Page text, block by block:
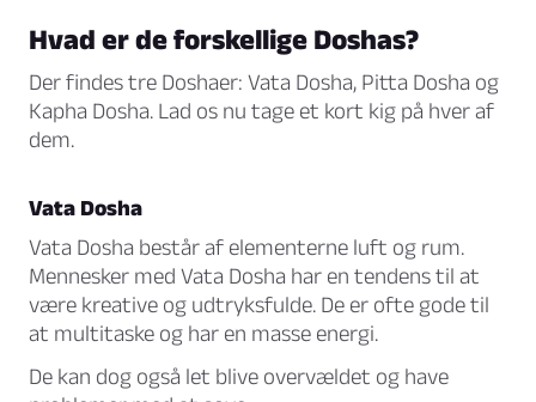
Hvad er de forskellige Doshas?
Der findes tre Doshaer: Vata Dosha, Pitta Dosha og
Kapha Dosha. Lad os nu tage et kort kig på hver af
dem.
Vata Dosha
Vata Dosha består af elementerne luft og rum.
Mennesker med Vata Dosha har en tendens til at
være kreative og udtryksfulde. De er ofte gode til
at multitaske og har en masse energi.
De kan dog også let blive overvældet og have